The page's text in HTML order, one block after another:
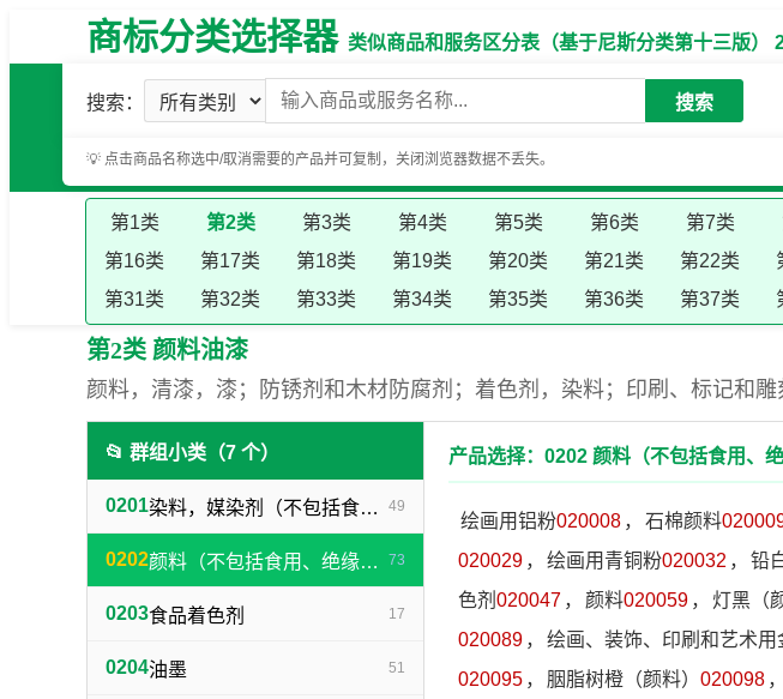
商标分类选择器类似商品和服务区分表（基于尼斯分类第十三版）
搜索： 搜索
💡 点击商品名称选中/取消需要的产品并可复制，关闭浏览器数据不丢失。
第1类 第2类 第3类 第4类 第5类 第6类 第7类
第16类
第17类 第18类 第19类 第20类 第21类 第22类
第31类
第32类 第33类 第34类 第35类 第36类 第37类
第2类 颜料油漆
颜料，清漆，漆；防锈剂和木材防腐剂；着色剂，染料；印刷、标记和
📂 群组小类（7 个）
0201 染料，媒染剂（不包括食用） 49
0202 颜料（不包括食用、绝缘用），画家、装饰家、印刷商和艺术家用金属箔及金属粉 73
0203食品着色剂 17
0204油墨 51
产品选择：0202 颜料（不包括食用、
绘画用铝粉020008 ， 石棉颜料
020029 ， 绘画用青铜粉020032 ， 铅
色剂 020047 ， 颜料020059 ， 灯黑（
020089 ， 绘画、装饰、印刷和艺术用
020095 ， 胭脂树橙（颜料） 020098 ，